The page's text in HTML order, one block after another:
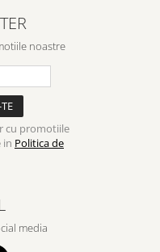
noastre
cu promotiile
in Politica de
media